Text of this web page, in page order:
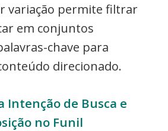
variação permite filtrar
em conjuntos
chave para
direcionado.
Intenção de Busca e
no Funil